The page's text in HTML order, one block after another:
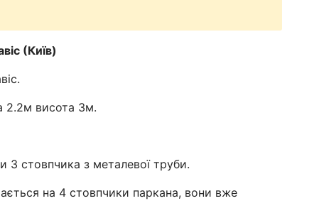
(Київ)
2.2м висота 3м.
3 стовпчика з металевої труби.
на 4 стовпчики паркана, вони вже